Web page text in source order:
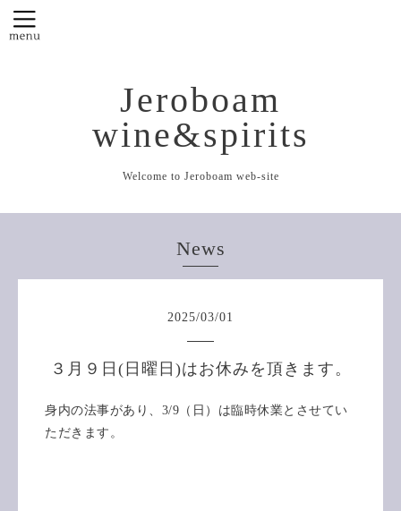
Jeroboam
wine&spirits
Welcome to Jeroboam web-site
News
2025/03/01
３月９日(日曜日)はお休みを頂きます。
身内の法事があり、3/9（日）は臨時休業とさせてい
ただきます。